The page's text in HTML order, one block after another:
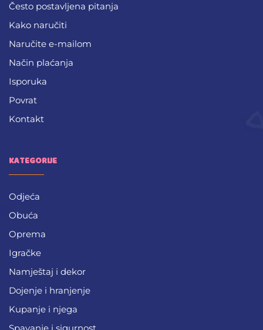
Često postavljena pitanja
Kako naručiti
Naručite e-mailom
Način plaćanja
Isporuka
Povrat
Kontakt
KATEGORIJE
Odjeća
Obuća
Oprema
Igračke
Namještaj i dekor
Dojenje i hranjenje
Kupanje i njega